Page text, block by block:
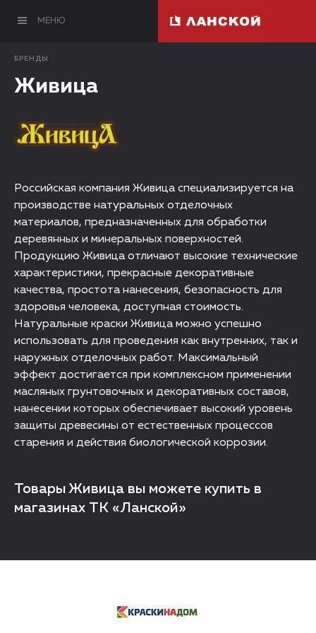
МЕНЮ
БРЕНДЫ
Живица
Российская компания Живица специализируется на
производстве натуральных отделочных
материалов, предназначенных для обработки
деревянных и минеральных поверхностей.
Продукцию Живица отличают высокие технические
характеристики, прекрасные декоративные
качества, простота нанесения, безопасность для
здоровья человека, доступная стоимость.
Натуральные краски Живица можно успешно
использовать для проведения как внутренних, так и
наружных отделочных работ. Максимальный
эффект достигается при комплексном применении
масляных грунтовочных и декоративных составов,
нанесении которых обеспечивает высокий уровень
защиты древесины от естественных процессов
старения и действия биологической коррозии.
Товары Живица вы можете купить в
магазинах ТК «Ланской»